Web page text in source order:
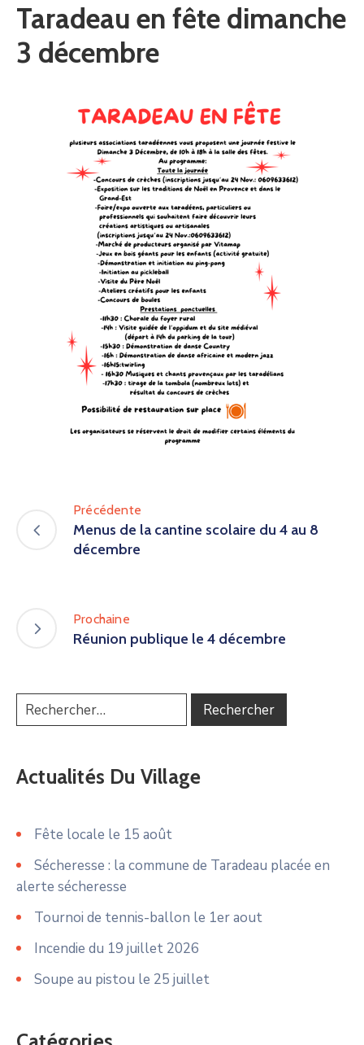
Taradeau en fête dimanche
3 décembre
Précédente
Menus de la cantine scolaire du 4 au 8
décembre
Prochaine
Réunion publique le 4 décembre
Actualités Du Village
Fête locale le 15 août
Sécheresse : la commune de Taradeau placée en
alerte sécheresse
Tournoi de tennis-ballon le 1er aout
Incendie du 19 juillet 2026
Soupe au pistou le 25 juillet